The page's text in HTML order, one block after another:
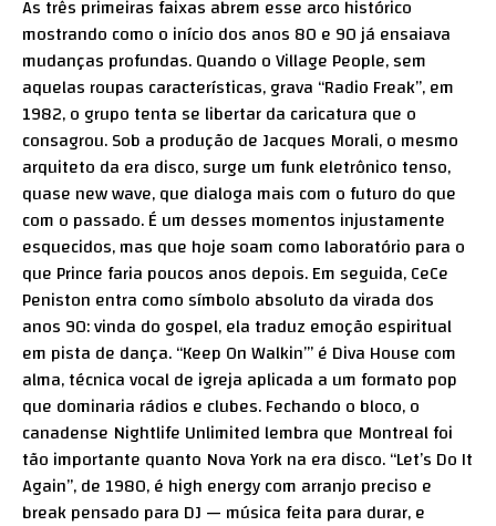
As três primeiras faixas abrem esse arco histórico
mostrando como o início dos anos 80 e 90 já ensaiava
mudanças profundas. Quando o Village People, sem
aquelas roupas características, grava “Radio Freak”, em
1982, o grupo tenta se libertar da caricatura que o
consagrou. Sob a produção de Jacques Morali, o mesmo
arquiteto da era disco, surge um funk eletrônico tenso,
quase new wave, que dialoga mais com o futuro do que
com o passado. É um desses momentos injustamente
esquecidos, mas que hoje soam como laboratório para o
que Prince faria poucos anos depois. Em seguida, CeCe
Peniston entra como símbolo absoluto da virada dos
anos 90: vinda do gospel, ela traduz emoção espiritual
em pista de dança. “Keep On Walkin’” é Diva House com
alma, técnica vocal de igreja aplicada a um formato pop
que dominaria rádios e clubes. Fechando o bloco, o
canadense Nightlife Unlimited lembra que Montreal foi
tão importante quanto Nova York na era disco. “Let’s Do It
Again”, de 1980, é high energy com arranjo preciso e
break pensado para DJ — música feita para durar, e